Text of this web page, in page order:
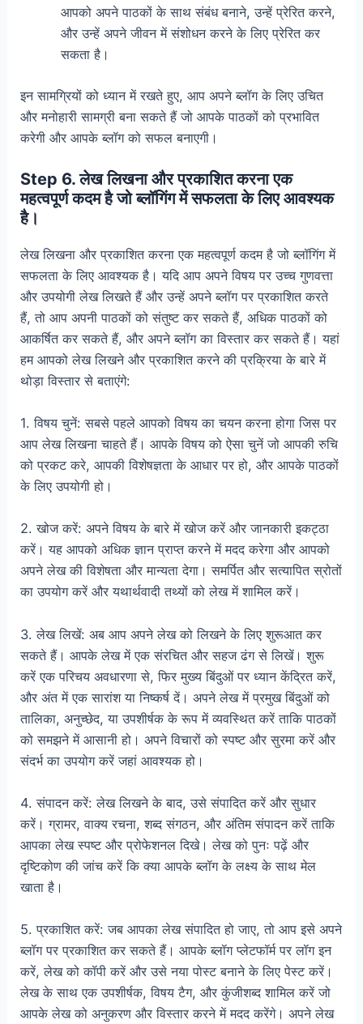
आपको अपने पाठकों के साथ संबंध बनाने, उन्हें प्रेरित करने,
और उन्हें अपने जीवन में संशोधन करने के लिए प्रेरित कर
सकता है।
इन सामग्रियों को ध्यान में रखते हुए, आप अपने ब्लॉग के लिए उचित
और मनोहारी सामग्री बना सकते हैं जो आपके पाठकों को प्रभावित
करेगी और आपके ब्लॉग को सफल बनाएगी।
Step 6. लेख लिखना और प्रकाशित करना एक
महत्वपूर्ण कदम है जो ब्लॉगिंग में सफलता के लिए आवश्यक
है।
लेख लिखना और प्रकाशित करना एक महत्वपूर्ण कदम है जो ब्लॉगिंग में
सफलता के लिए आवश्यक है। यदि आप अपने विषय पर उच्च गुणवत्ता
और उपयोगी लेख लिखते हैं और उन्हें अपने ब्लॉग पर प्रकाशित करते
हैं, तो आप अपनी पाठकों को संतुष्ट कर सकते हैं, अधिक पाठकों को
आकर्षित कर सकते हैं, और अपने ब्लॉग का विस्तार कर सकते हैं। यहां
हम आपको लेख लिखने और प्रकाशित करने की प्रक्रिया के बारे में
थोड़ा विस्तार से बताएंगे:
1. विषय चुनें: सबसे पहले आपको विषय का चयन करना होगा जिस पर
आप लेख लिखना चाहते हैं। आपके विषय को ऐसा चुनें जो आपकी रुचि
को प्रकट करे, आपकी विशेषज्ञता के आधार पर हो, और आपके पाठकों
के लिए उपयोगी हो।
2. खोज करें: अपने विषय के बारे में खोज करें और जानकारी इकट्ठा
करें। यह आपको अधिक ज्ञान प्राप्त करने में मदद करेगा और आपको
अपने लेख की विशेषता और मान्यता देगा। समर्पित और सत्यापित स्रोतों
का उपयोग करें और यथार्थवादी तथ्यों को लेख में शामिल करें।
3. लेख लिखें: अब आप अपने लेख को लिखने के लिए शुरूआत कर
सकते हैं। आपके लेख में एक संरचित और सहज ढंग से लिखें। शुरू
करें एक परिचय अवधारणा से, फिर मुख्य बिंदुओं पर ध्यान केंद्रित करें,
और अंत में एक सारांश या निष्कर्ष दें। अपने लेख में प्रमुख बिंदुओं को
तालिका, अनुच्छेद, या उपशीर्षक के रूप में व्यवस्थित करें ताकि पाठकों
को समझने में आसानी हो। अपने विचारों को स्पष्ट और सुरमा करें और
संदर्भ का उपयोग करें जहां आवश्यक हो।
4. संपादन करें: लेख लिखने के बाद, उसे संपादित करें और सुधार
करें। ग्रामर, वाक्य रचना, शब्द संगठन, और अंतिम संपादन करें ताकि
आपका लेख स्पष्ट और प्रोफेशनल दिखे। लेख को पुनः पढ़ें और
दृष्टिकोण की जांच करें कि क्या आपके ब्लॉग के लक्ष्य के साथ मेल
खाता है।
5. प्रकाशित करें: जब आपका लेख संपादित हो जाए, तो आप इसे अपने
ब्लॉग पर प्रकाशित कर सकते हैं। आपके ब्लॉग प्लेटफॉर्म पर लॉग इन
करें, लेख को कॉपी करें और उसे नया पोस्ट बनाने के लिए पेस्ट करें।
लेख के साथ एक उपशीर्षक, विषय टैग, और कुंजीशब्द शामिल करें जो
आपके लेख को अनुकरण और विस्तार करने में मदद करेंगे। अपने लेख